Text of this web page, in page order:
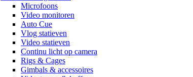
Microfoons
Video monitoren
Auto Cue
Vlog statieven
Video statieven
Continu licht op camera
Rigs & Cages
Gimbals & accessoires